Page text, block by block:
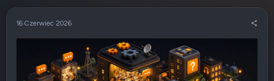
r
m
16 Czerwiec 2026